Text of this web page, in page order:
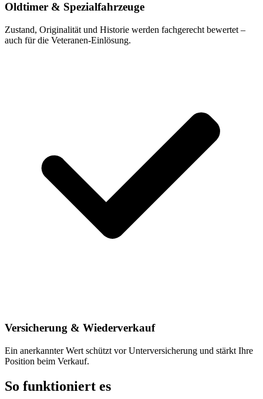
Oldtimer & Spezialfahrzeuge
Zustand, Originalität und Historie werden fachgerecht bewertet –
auch für die Veteranen-Einlösung.
Versicherung & Wiederverkauf
Ein anerkannter Wert schützt vor Unterversicherung und stärkt Ihre
Position beim Verkauf.
So funktioniert es